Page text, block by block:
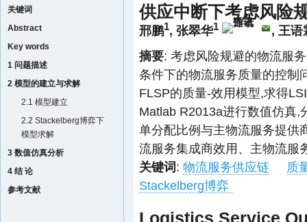
关键词
Abstract
Key words
1 问题描述
2 模型的建立与求解
2.1 模型建立
2.2 Stackelberg博弈下
模型求解
3 数值仿真分析
4 结 论
参考文献
供应中断下考虑风险
邢鹏1, 张翠华1 , 王语
摘要: 考虑风险规避的物流服
条件下的物流服务质量的控制
FLSP的质量-效用模型,求得
Matlab R2013a进行数值仿真,
单分配比例与主物流服务提供
流服务集成商效用、主物流服
关键词: 物流服务供应链
质
Stackelberg博弈
Logistics Service